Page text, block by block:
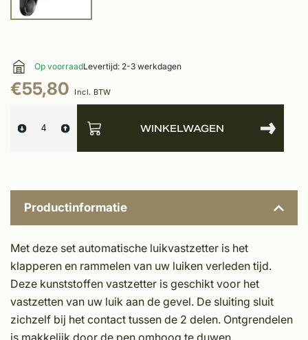
Op voorraadLevertijd: 2-3 werkdagen
€55,80 Incl. BTW
WINKELWAGEN
Productinformatie
Met deze set automatische luikvastzetter is het
klapperen en rammelen van uw luiken verleden tijd.
Deze kunststoffen vastzetter is geschikt voor het
vastzetten van uw luik aan de gevel. De sluiting sluit
zichzelf bij het contact tussen de 2 delen. Ontgrendelen